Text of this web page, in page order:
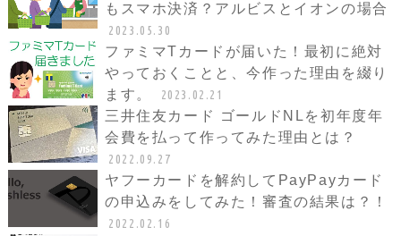
もスマホ決済？アルビスとイオンの場合
2023.05.30
ファミマTカードが届いた！最初に絶対
やっておくことと、今作った理由を綴り
ます。
2023.02.21
三井住友カード ゴールドNLを初年度年
会費を払って作ってみた理由とは？
2022.09.27
ヤフーカードを解約してPayPayカード
の申込みをしてみた！審査の結果は？！
2022.02.16